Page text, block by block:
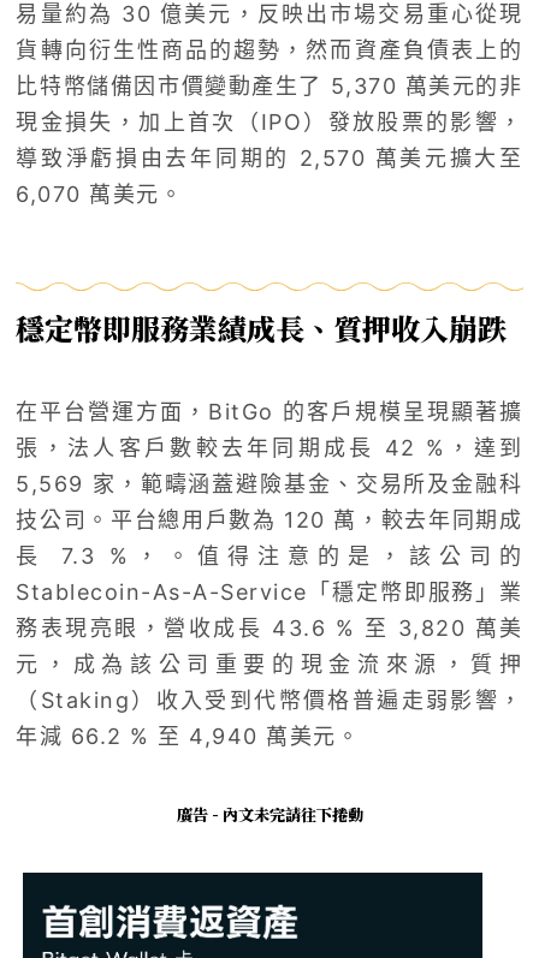
易量約為 30 億美元，反映出市場交易重心從現
貨轉向衍生性商品的趨勢，然而資產負債表上的
比特幣儲備因市價變動產生了 5,370 萬美元的非
現金損失，加上首次（IPO）發放股票的影響，
導致淨虧損由去年同期的 2,570 萬美元擴大至
6,070 萬美元。
穩定幣即服務業績成長、質押收入崩跌
在平台營運方面，BitGo 的客戶規模呈現顯著擴
張，法人客戶數較去年同期成長 42 %，達到
5,569 家，範疇涵蓋避險基金、交易所及金融科
技公司。平台總用戶數為 120 萬，較去年同期成
長 7.3 %，。值得注意的是，該公司的
Stablecoin-As-A-Service「穩定幣即服務」業
務表現亮眼，營收成長 43.6 % 至 3,820 萬美
元，成為該公司重要的現金流來源，質押
（Staking）收入受到代幣價格普遍走弱影響，
年減 66.2 % 至 4,940 萬美元。
廣告 - 內文未完請往下捲動